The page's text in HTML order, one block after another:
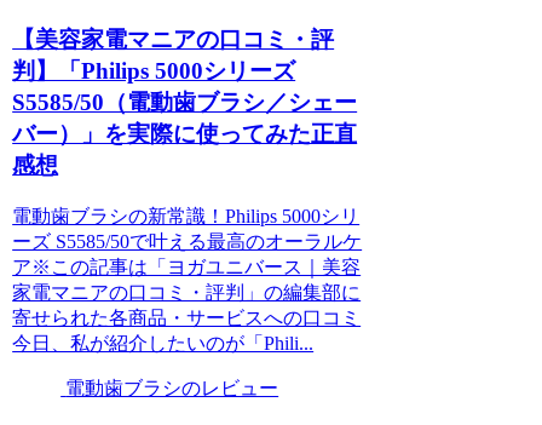
【美容家電マニアの口コミ・評
判】「Philips 5000シリーズ
S5585/50（電動歯ブラシ／シェー
バー）」を実際に使ってみた正直
感想
電動歯ブラシの新常識！Philips 5000シリ
ーズ S5585/50で叶える最高のオーラルケ
ア※この記事は「ヨガユニバース｜美容
家電マニアの口コミ・評判」の編集部に
寄せられた各商品・サービスへの口コミ
今日、私が紹介したいのが「Phili...
電動歯ブラシのレビュー